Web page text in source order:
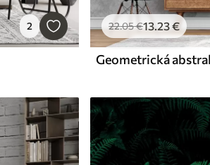
2 22.05€13.23€
Geometrická